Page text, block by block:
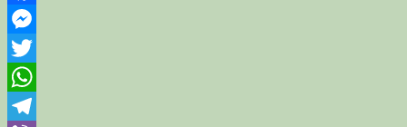
Facebook
Messenger
Twitter
WhatsApp